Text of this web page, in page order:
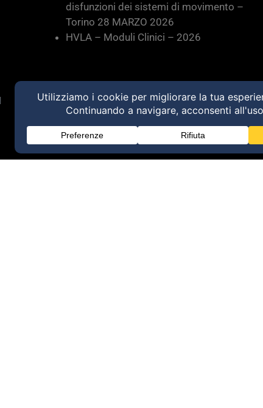
disfunzioni dei sistemi di movimento –
Torino 28 MARZO 2026
HVLA – Moduli Clinici – 2026